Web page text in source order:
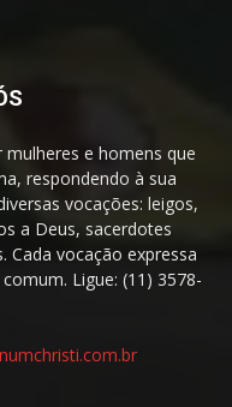
e homens que
respondendo à sua
vocações: leigos,
a Deus, sacerdotes
Cada vocação expressa
Ligue: (11) 3578-